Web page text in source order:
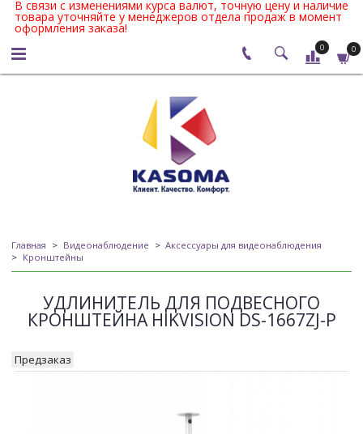
В связи с изменениями курса валют, точную цену и наличие
товара уточняйте у менеджеров отдела продаж в момент
оформления заказа!
0 0
Главная Видеонаблюдение
Аксессуары для видеонаблюдения
Кронштейны
УДЛИНИТЕЛЬ ДЛЯ ПОДВЕСНОГО
КРОНШТЕЙНА HIKVISION DS-1667ZJ-P
Предзаказ